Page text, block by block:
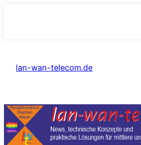
springen
lan-wan-telecom.de